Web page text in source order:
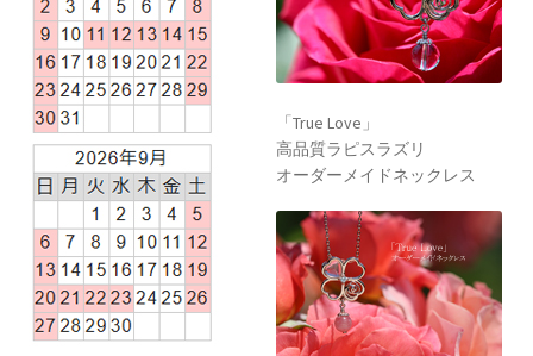
「True Love」
高品質ラピスラズリ
オーダーメイドネックレス